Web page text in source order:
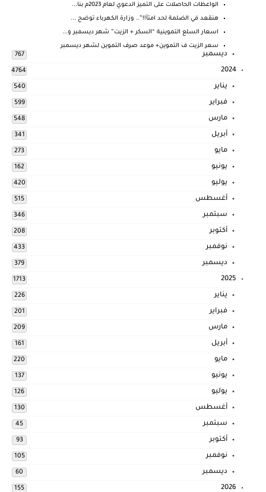
الواعظات الحاصلات على التميز الدعوي لعام 2023م بنا...
هنقعد في الضلمة لحد امتأ!!”.. وزارة الكهرباء توضح ...
اسعار السلع التموينية “السكر + الزيت” شهر ديسمبر و...
سعر الزيت ف التموين+ موعد صرف التموين لشهر ديسمبر
ديسمبر 767
2024
4764
يناير 540
فبراير 599
مارس 548
أبريل 341
مايو 273
يونيو 162
يوليو 420
أغسطس 515
سبتمبر 346
أكتوبر 208
نوفمبر 433
ديسمبر 379
2025
1713
يناير 226
فبراير 201
مارس 209
أبريل 161
مايو 220
يونيو 137
يوليو 126
أغسطس 130
سبتمبر 45
أكتوبر 93
نوفمبر 105
ديسمبر 60
2026
155